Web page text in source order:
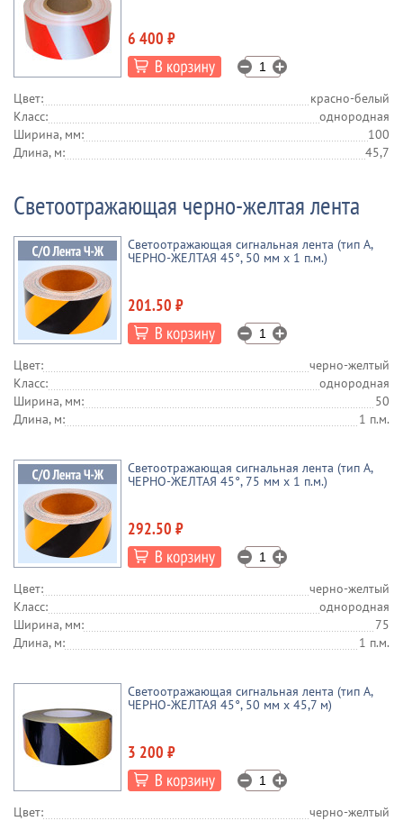
6 400 ₽
Цвет:
красно-белый
Класс:
однородная
Ширина, мм:
100
Длина, м:
45,7
Светоотражающая черно-желтая лента
Светоотражающая сигнальная лента (тип А,
ЧЕРНО-ЖЕЛТАЯ 45°, 50 мм х 1 п.м.)
201.50 ₽
Цвет:
черно-желтый
Класс:
однородная
Ширина, мм:
50
Длина, м:
1 п.м.
Светоотражающая сигнальная лента (тип А,
ЧЕРНО-ЖЕЛТАЯ 45°, 75 мм х 1 п.м.)
292.50 ₽
Цвет:
черно-желтый
Класс:
однородная
Ширина, мм:
75
Длина, м:
1 п.м.
Светоотражающая сигнальная лента (тип А,
ЧЕРНО-ЖЕЛТАЯ 45°, 50 мм х 45,7 м)
3 200 ₽
Цвет:
черно-желтый